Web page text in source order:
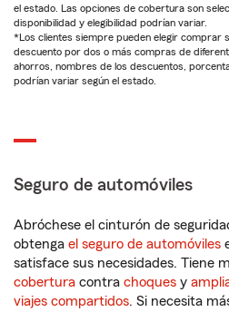
el estado. Las opciones de cobertura son
disponibilidad y elegibilidad podrían variar.
*Los clientes siempre pueden elegir comprar
descuento por dos o más compras de
ahorros, nombres de los descuentos,
podrían variar según el estado.
Seguro de automóviles
Abróchese el cinturón de
obtenga el seguro de automóviles
satisface sus necesidades. Tiene
cobertura contra choques y
viajes compartidos. Si necesita